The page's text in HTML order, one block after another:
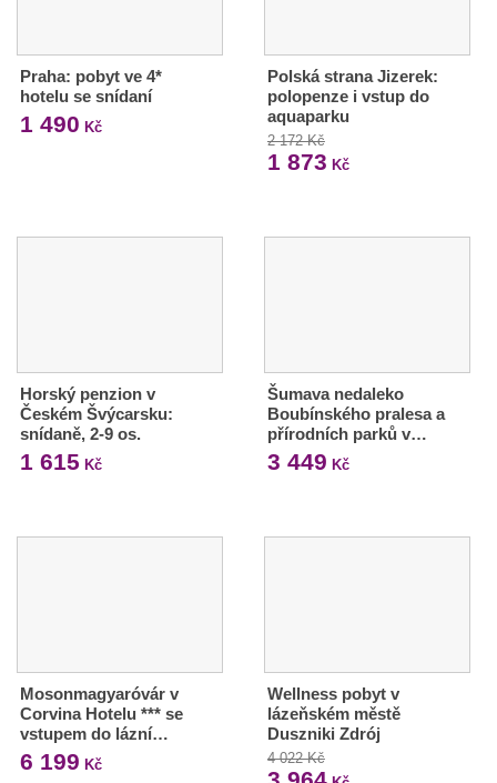
Praha: pobyt ve 4*
hotelu se snídaní
1 490 Kč
Polská strana Jizerek:
polopenze i vstup do
aquaparku
2 172 Kč
1 873 Kč
Horský penzion v
Českém Švýcarsku:
snídaně, 2-9 os.
1 615 Kč
Šumava nedaleko
Boubínského pralesa a
přírodních parků v…
3 449 Kč
Mosonmagyaróvár v
Corvina Hotelu *** se
vstupem do lázní…
6 199 Kč
Wellness pobyt v
lázeňském městě
Duszniki Zdrój
4 022 Kč